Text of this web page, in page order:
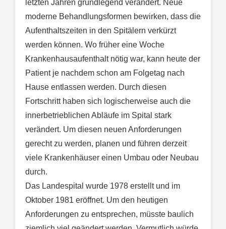
letzten Jahren grundlegend verändert. Neue
moderne Behandlungsformen bewirken, dass die
Aufenthaltszeiten in den Spitälern verkürzt
werden können. Wo früher eine Woche
Krankenhausaufenthalt nötig war, kann heute der
Patient je nachdem schon am Folgetag nach
Hause entlassen werden. Durch diesen
Fortschritt haben sich logischerweise auch die
innerbetrieblichen Abläufe im Spital stark
verändert. Um diesen neuen Anforderungen
gerecht zu werden, planen und führen derzeit
viele Krankenhäuser einen Umbau oder Neubau
durch.
Das Landespital wurde 1978 erstellt und im
Oktober 1981 eröffnet. Um den heutigen
Anforderungen zu entsprechen, müsste baulich